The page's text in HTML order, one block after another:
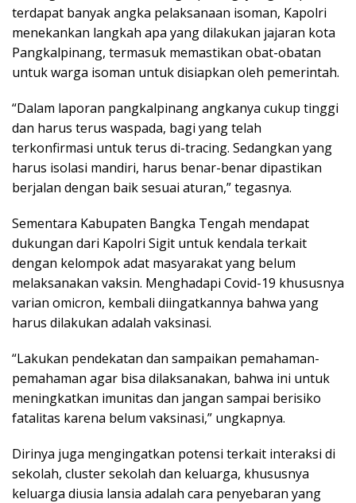
terdapat banyak angka pelaksanaan isoman, Kapolri
menekankan langkah apa yang dilakukan jajaran kota
Pangkalpinang, termasuk memastikan obat-obatan
untuk warga isoman untuk disiapkan oleh pemerintah.
“Dalam laporan pangkalpinang angkanya cukup tinggi
dan harus terus waspada, bagi yang telah
terkonfirmasi untuk terus di-tracing. Sedangkan yang
harus isolasi mandiri, harus benar-benar dipastikan
berjalan dengan baik sesuai aturan,” tegasnya.
Sementara Kabupaten Bangka Tengah mendapat
dukungan dari Kapolri Sigit untuk kendala terkait
dengan kelompok adat masyarakat yang belum
melaksanakan vaksin. Menghadapi Covid-19 khususnya
varian omicron, kembali diingatkannya bahwa yang
harus dilakukan adalah vaksinasi.
“Lakukan pendekatan dan sampaikan pemahaman-
pemahaman agar bisa dilaksanakan, bahwa ini untuk
meningkatkan imunitas dan jangan sampai berisiko
fatalitas karena belum vaksinasi,” ungkapnya.
Dirinya juga mengingatkan potensi terkait interaksi di
sekolah, cluster sekolah dan keluarga, khususnya
keluarga diusia lansia adalah cara penyebaran yang